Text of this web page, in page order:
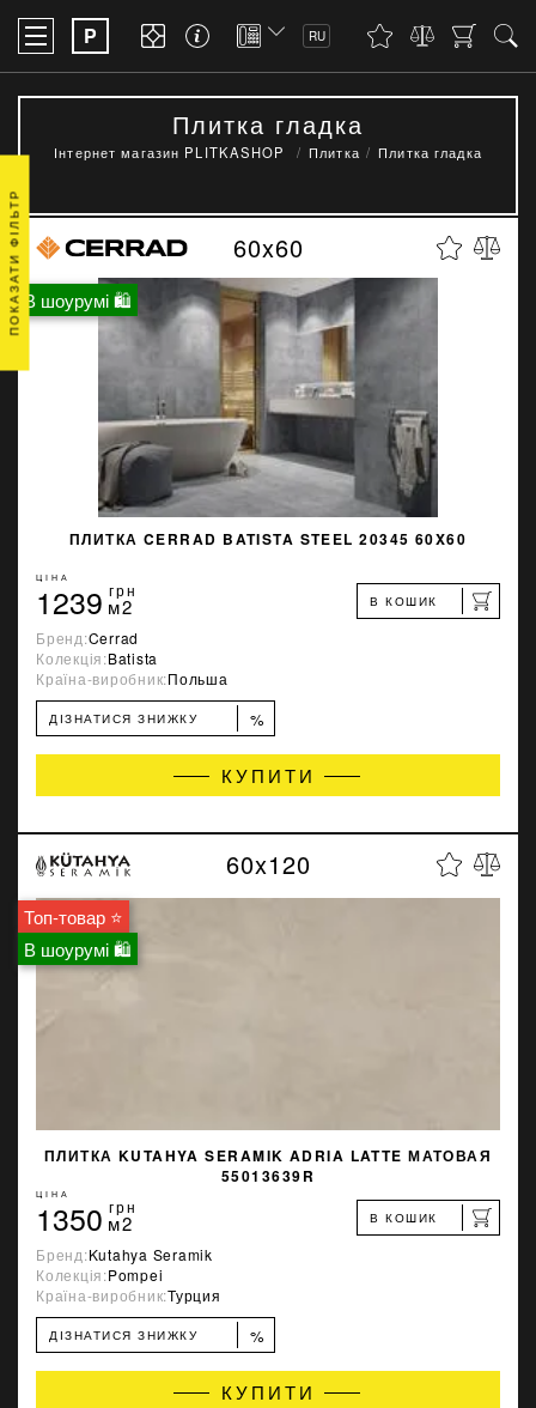
P RU
Плитка гладка
Інтернет магазин PLITKASHOP Плитка Плитка гладка
В шоурумі 🛍
60x60
ПЛИТКА CERRAD BATISTA STEEL 20345 60X60
ЦІНА
1239 грн
м2 В КОШИК
Бренд:Cerrad
Колекція:Batista
Країна-виробник:Польша
ДІЗНАТИСЯ ЗНИЖКУ %
КУПИТИ
Топ-товар ⭐
В шоурумі 🛍
60x120
ПЛИТКА KUTAHYA SERAMIK ADRIA LATTE МАТОВАЯ
55013639R
ЦІНА
1350 грн
м2 В КОШИК
Бренд:Kutahya Seramik
Колекція:Pompei
Країна-виробник:Турция
ДІЗНАТИСЯ ЗНИЖКУ %
КУПИТИ
ПОКАЗАТИ ФІЛЬТР